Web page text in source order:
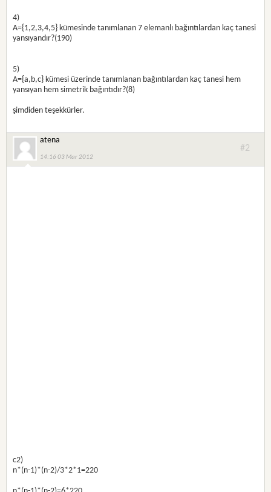
4)
A={1,2,3,4,5} kümesinde tanımlanan 7 elemanlı bağıntılardan kaç tanesi
yansıyandır?(190)
5)
A={a,b,c} kümesi üzerinde tanımlanan bağıntılardan kaç tanesi hem
yansıyan hem simetrik bağıntıdır?(8)
şimdiden teşekkürler.
atena
14:16 03 Mar 2012
#2
c2)
n*(n-1)*(n-2)/3*2*1=220